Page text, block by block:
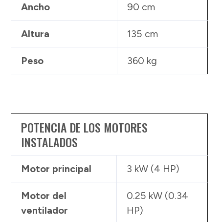
Ancho 90 cm
Altura 135 cm
Peso 360 kg
POTENCIA DE LOS MOTORES
INSTALADOS
Motor principal 3 kW (4 HP)
Motor del
ventilador
0.25 kW (0.34
HP)